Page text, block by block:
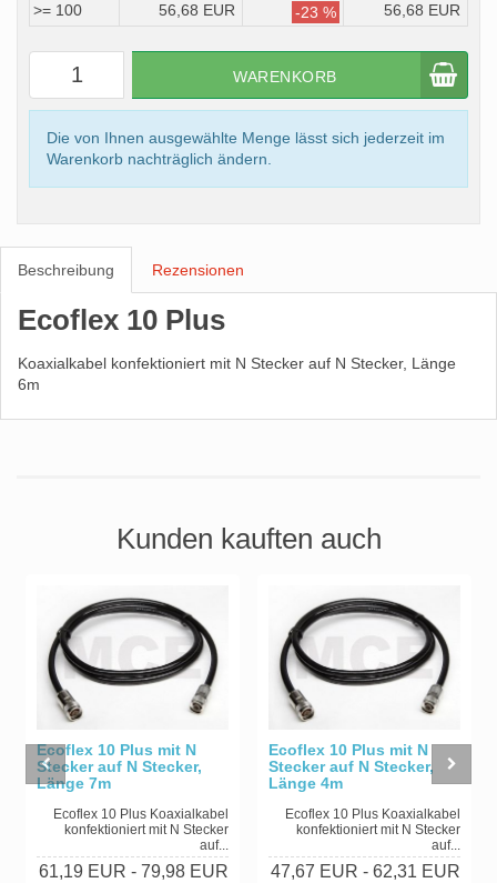
>= 100
56,68 EUR -23 % 56,68 EUR
WARENKORB
Die von Ihnen ausgewählte Menge lässt sich jederzeit im
Warenkorb nachträglich ändern.
Beschreibung Rezensionen
Ecoflex 10 Plus
Koaxialkabel konfektioniert mit N Stecker auf N Stecker, Länge
6m
Kunden kauften auch
Ecoflex 10 Plus mit N
Stecker auf N Stecker,
Länge 7m
Ecoflex 10 Plus Koaxialkabel
konfektioniert mit N Stecker
auf...
61,19 EUR - 79,98 EUR
Ecoflex 10 Plus mit N
Stecker auf N Stecker,
Länge 4m
Ecoflex 10 Plus Koaxialkabel
konfektioniert mit N Stecker
auf...
47,67 EUR - 62,31 EUR